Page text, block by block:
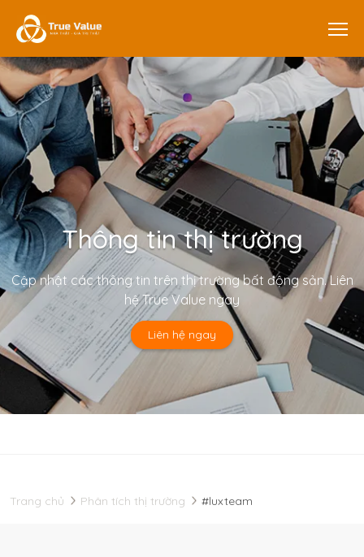
Thông tin thị trường
Cập nhật các thông tin trên thị trường bất động sản. Liên
hệ True Value ngay
Liên hệ ngay
Trang chủ Phân tích thị trường #luxteam